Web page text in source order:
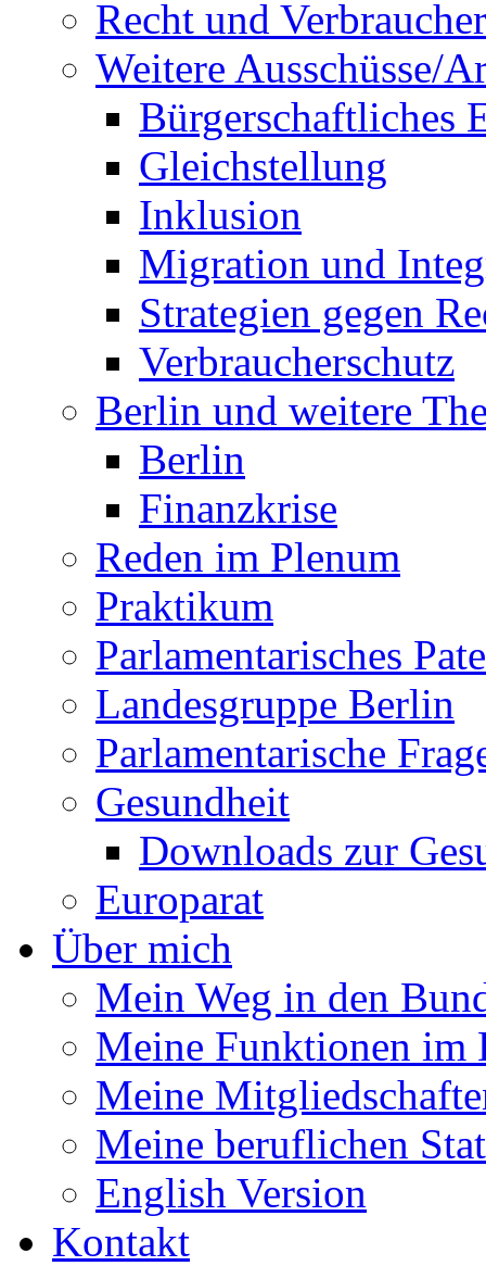
Recht und
Weitere Ausschüsse/
Bürgerschaftliches
Gleichstellung
Inklusion
Migration und
Strategien gegen
Verbraucherschutz
Berlin und weitere
Berlin
Finanzkrise
Reden im Plenum
Praktikum
Parlamentarisches
Landesgruppe Berlin
Parlamentarische
Gesundheit
Downloads zur
Europarat
Über mich
Mein Weg in den
Meine Funktionen im
Meine
Meine beruflichen
English Version
Kontakt